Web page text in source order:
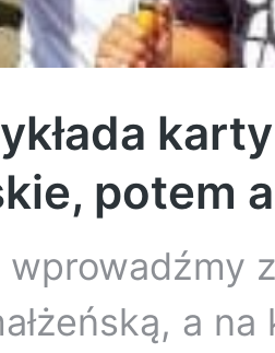
potem
wprowadźmy
a